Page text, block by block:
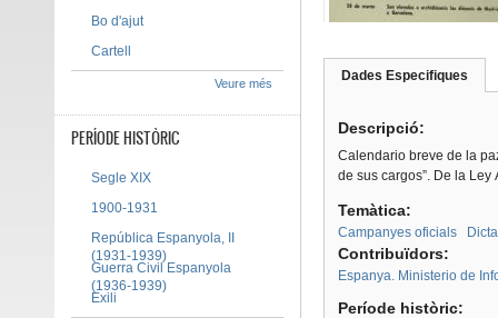
Dades Especifiques
Descripció:
Calendario breve de la
de sus cargos”. De la
Temàtica:
Campanyes oficials
Contribuïdors:
Espanya. Ministerio de
Període històric:
Bo d'ajut
Cartell
Veure més
PERÍODE HISTÒRIC
Segle XIX
1900-1931
República Espanyola, II
(1931-1939)
Guerra Civil Espanyola
(1936-1939)
Exili